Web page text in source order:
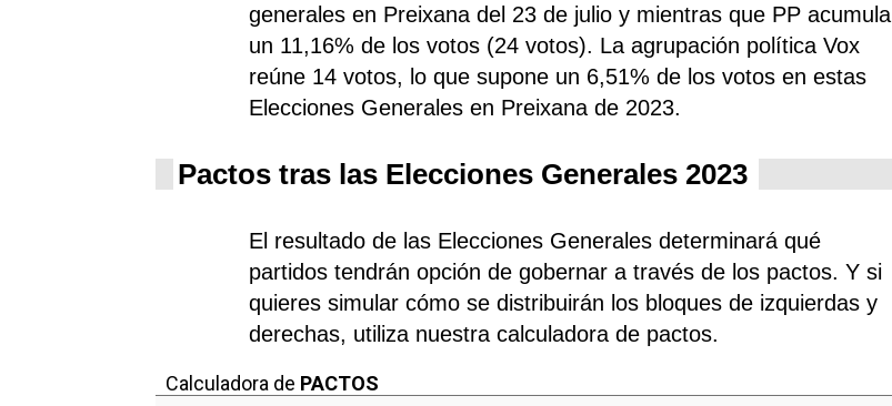
generales en Preixana del 23 de julio y mientras que PPacumula
un 11,16% de los votos (24 votos). La agrupación política Vox
reúne 14 votos, lo que supone un 6,51% de los votos en estas
Elecciones Generales en Preixana de 2023.
Pactos tras las Elecciones Generales 2023
El resultado de las Elecciones Generales determinará qué
partidos tendrán opción de gobernar a través de los pactos. Y si
quieres simular cómo se distribuirán los bloques de izquierdas y
derechas, utiliza nuestra calculadora de pactos.
Calculadora de PACTOS